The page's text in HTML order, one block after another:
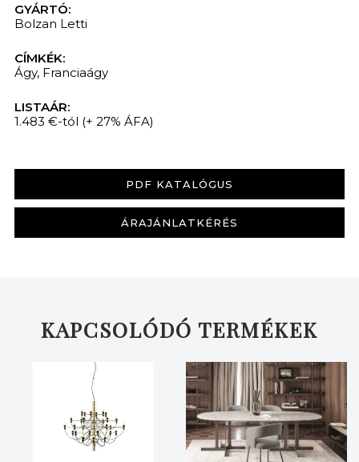
GYÁRTÓ:
Bolzan Letti
CÍMKÉK:
Ágy, Franciaágy
LISTAÁR:
1.483 €-tól (+ 27% ÁFA)
PDF KATALÓGUS
ÁRAJÁNLATKÉRÉS
KAPCSOLÓDÓ TERMÉKEK
KERESÉS